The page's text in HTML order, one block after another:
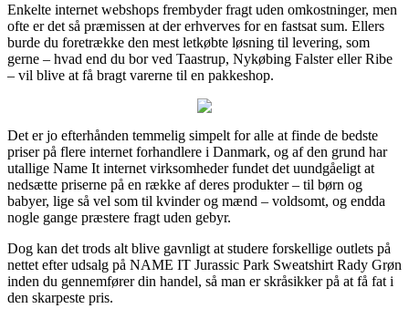
Enkelte internet webshops frembyder fragt uden omkostninger, men
ofte er det så præmissen at der erhverves for en fastsat sum. Ellers
burde du foretrække den mest letkøbte løsning til levering, som
gerne – hvad end du bor ved Taastrup, Nykøbing Falster eller Ribe
– vil blive at få bragt varerne til en pakkeshop.
Det er jo efterhånden temmelig simpelt for alle at finde de bedste
priser på flere internet forhandlere i Danmark, og af den grund har
utallige Name It internet virksomheder fundet det uundgåeligt at
nedsætte priserne på en række af deres produkter – til børn og
babyer, lige så vel som til kvinder og mænd – voldsomt, og endda
nogle gange præstere fragt uden gebyr.
Dog kan det trods alt blive gavnligt at studere forskellige outlets på
nettet efter udsalg på NAME IT Jurassic Park Sweatshirt Rady Grøn
inden du gennemfører din handel, så man er skråsikker på at få fat i
den skarpeste pris.